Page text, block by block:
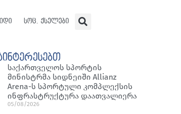
სოც. ქსელები
საქართველოს სპორტის
მინისტრმა სიდნეიში Allianz
Arena-ს სპორტული კომპლექსის
ინფრასტრუქტურა დაათვალიერა
05/08/2026